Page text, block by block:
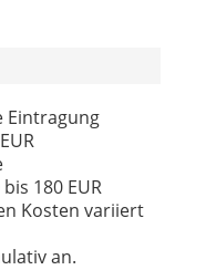
Eintragung
180 EUR
Kosten variiert
an.